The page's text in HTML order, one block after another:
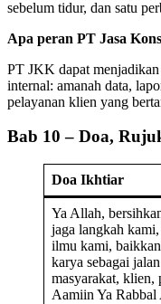
sebelum tidur, dan satu
Apa peran PT Jasa
PT JKK dapat
internal: amanah data,
pelayanan klien yang
Bab 10 – Doa,
Doa Ikhtiar
Ya Allah,
jaga langkah
ilmu kami,
karya sebagai
masyarakat, klien,
Aamiin Ya Rabbal